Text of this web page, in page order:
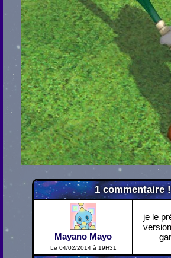
1commentaire !
Mayano Mayo
Le 04/02/2014 à 19H31
je le